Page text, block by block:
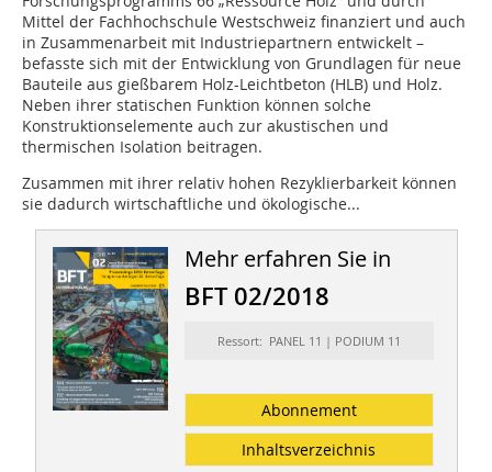
Mittel der Fachhochschule Westschweiz finanziert und auch
in Zusammenarbeit mit Industriepartnern entwickelt –
befasste sich mit der Entwicklung von Grundlagen für neue
Bauteile aus gießbarem Holz-Leichtbeton (HLB) und Holz.
Neben ihrer statischen Funktion können solche
Konstruktionselemente auch zur akustischen und
thermischen Isolation beitragen.
Zusammen mit ihrer relativ hohen Rezyklierbarkeit können
sie dadurch wirtschaftliche und ökologische...
Mehr erfahren Sie in
BFT 02/2018
Ressort: PANEL 11 | PODIUM 11
Abonnement
Inhaltsverzeichnis